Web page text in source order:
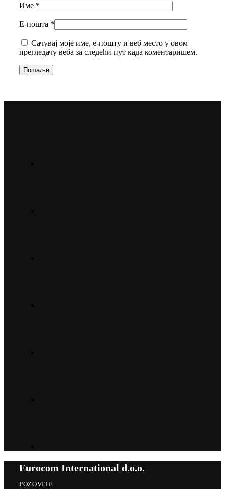
Име *
Е-пошта *
Сачувај моје име, е-пошту и веб место у овом
прегледачу веба за следећи пут када коментаришем.
Eurocom International d.o.o.
POZOVITE